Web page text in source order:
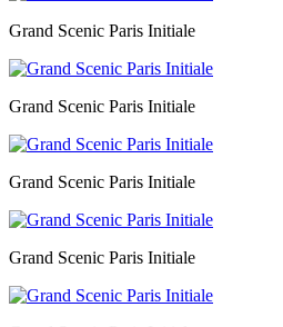
Grand Scenic Paris Initiale
Grand Scenic Paris Initiale
Grand Scenic Paris Initiale
Grand Scenic Paris Initiale